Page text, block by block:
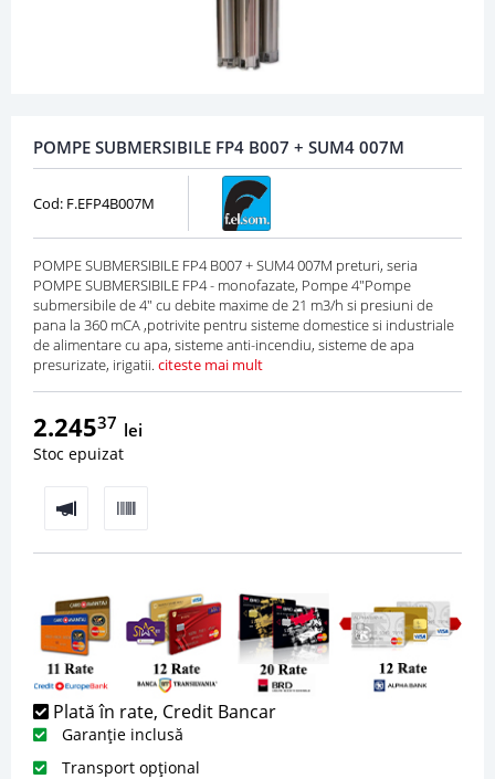
POMPE SUBMERSIBILE FP4 B007 + SUM4 007M
Cod: F.EFP4B007M
POMPE SUBMERSIBILE FP4 B007 + SUM4 007M preturi, seria
POMPE SUBMERSIBILE FP4 - monofazate, Pompe 4"Pompe
submersibile de 4" cu debite maxime de 21 m3/h si presiuni de
pana la 360 mCA ,potrivite pentru sisteme domestice si industriale
de alimentare cu apa, sisteme anti-incendiu, sisteme de apa
presurizate, irigatii. citeste mai mult
2.24537 lei
Stoc epuizat
Plată în rate, Credit Bancar
Garanție inclusă
Transport opțional